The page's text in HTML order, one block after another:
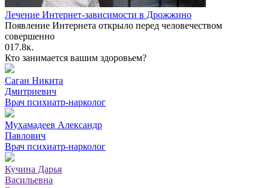
Лечение Интернет-зависимости в Дрожжино
Появление Интернета открыло перед человечеством
совершенно
017.8к.
Кто занимается вашим здоровьем?
Саган Никита
Дмитриевич
Врач психиатр-нарколог
Мухамадеев Александр
Павлович
Врач психиатр-нарколог
Кучина Дарья
Васильевна